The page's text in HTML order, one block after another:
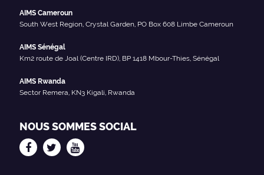
AIMS Cameroun
South West Region, Crystal Garden, PO Box 608 Limbe Cameroun
AIMS Sénégal
Km2 route de Joal (Centre IRD), BP 1418 Mbour-Thies, Sénégal
AIMS Rwanda
Sector Remera, KN3 Kigali, Rwanda
NOUS SOMMES SOCIAL